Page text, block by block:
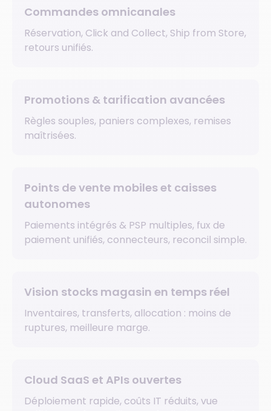
Commandes omnicanales
Réservation, Click and Collect, Ship from Store,
retours unifiés.
Promotions & tarification avancées
Règles souples, paniers complexes, remises
maîtrisées.
Points de vente mobiles et caisses
autonomes
Paiements intégrés & PSP multiples, fux de
paiement unifiés, connecteurs, reconcil simple.
Vision stocks magasin en temps réel
Inventaires, transferts, allocation : moins de
ruptures, meilleure marge.
Cloud SaaS et APIs ouvertes
Déploiement rapide, coûts IT réduits, vue